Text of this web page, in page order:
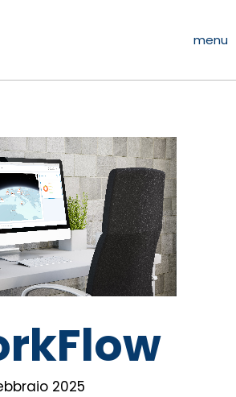
menu
2025